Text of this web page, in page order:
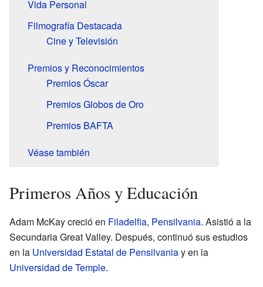
Vida Personal
Filmografía Destacada
Cine y Televisión
Premios y Reconocimientos
Premios Óscar
Premios Globos de Oro
Premios BAFTA
Véase también
Primeros Años y Educación
Adam McKay creció en Filadelfia, Pensilvania. Asistió a la
Secundaria Great Valley. Después, continuó sus estudios
en la Universidad Estatal de Pensilvaniay en la
Universidad de Temple.